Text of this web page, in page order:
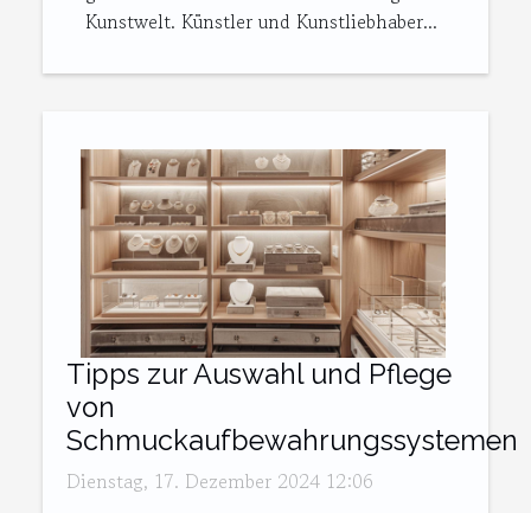
Kunstwelt. Künstler und Kunstliebhaber...
Tipps zur Auswahl und Pflege
von
Schmuckaufbewahrungssystemen
Dienstag, 17. Dezember 2024 12:06